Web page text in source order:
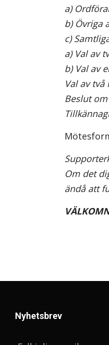
a)
b) Övriga
c)
a) Val av
b) Val av
Val av
Beslut
Om det
ändå att
Nyhetsbrev